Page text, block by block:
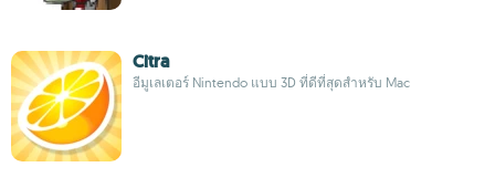
Citra
อีมูเลเตอร์ Nintendo แบบ 3D ที่ดีที่สุดสำหรับ Mac